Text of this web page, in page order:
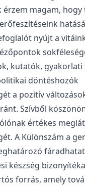
érzem magam, hogy
nyújt a
kutatók, gyakorlati
döntéshozók
a pozitív
Szívből
értékes
A Különszám a
készség
forrás, amely